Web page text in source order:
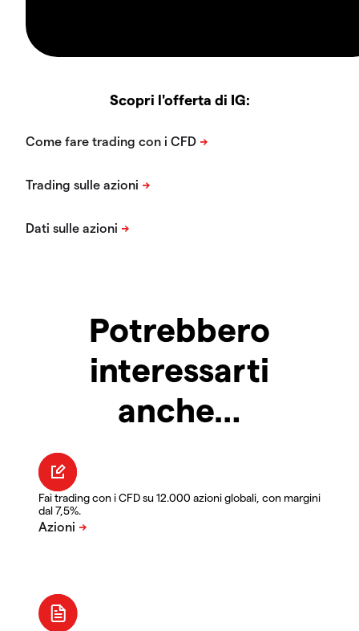
Scopri l'offerta di IG:
Potrebbero
interessarti
anche…
Fai trading con i CFD su 12.000 azioni globali, con margini
dal 7,5%.